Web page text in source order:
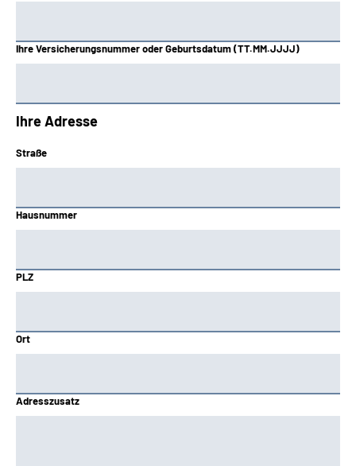
Ihre Versicherungsnummer oder Geburtsdatum (TT.MM.JJJJ)
Ihre Adresse
Straße
Hausnummer
PLZ
Ort
Adresszusatz